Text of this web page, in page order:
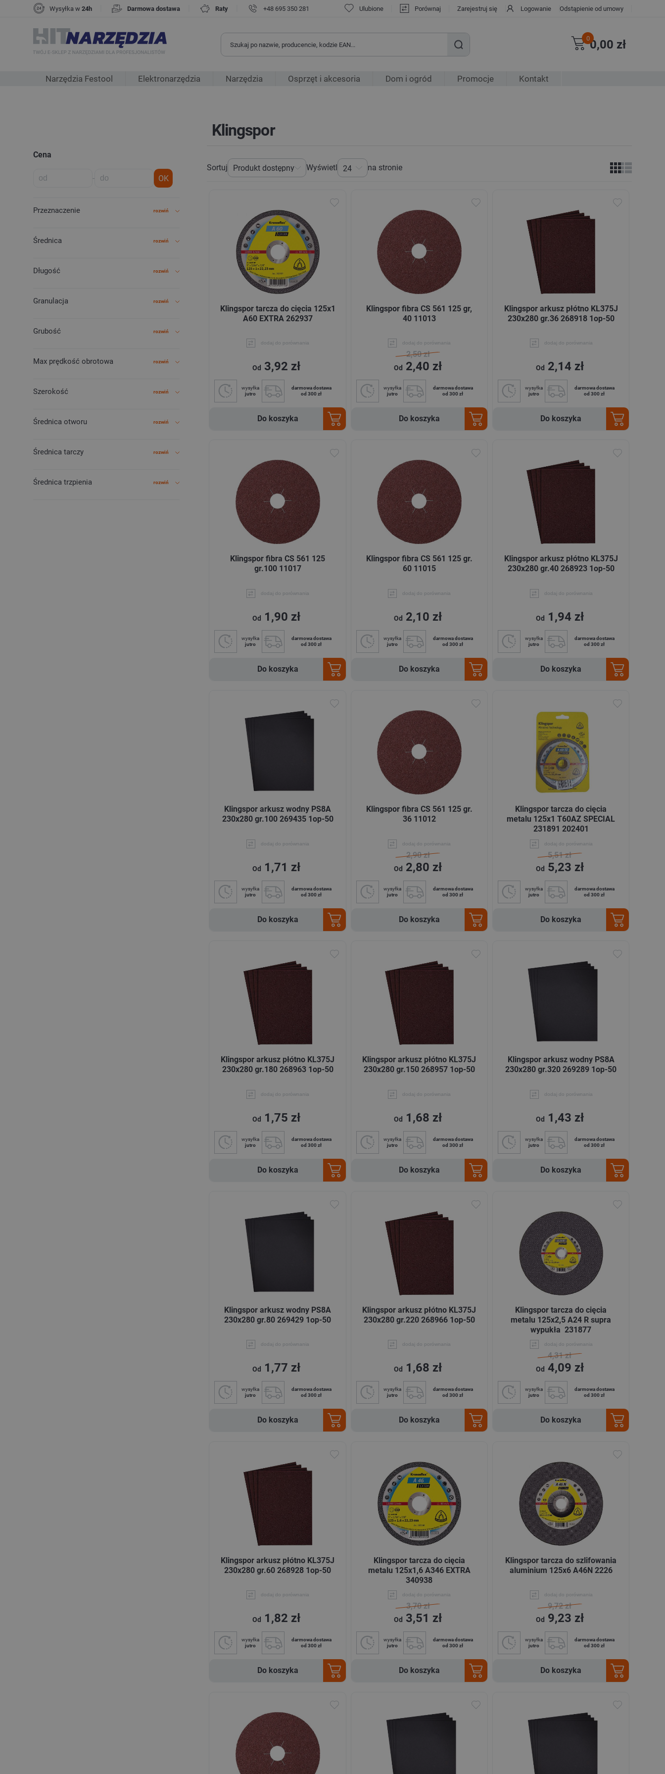
Wysyłka w24h Darmowa dostawa Raty +48 695 350 281 Ulubione Porównaj Zarejestruj się Logowanie Odstąpienie od umowy
00,00 zł
Narzędzia Festool Elektronarzędzia Narzędzia Osprzęt i akcesoria Dom i ogród Promocje Kontakt
Cena
- OK
Przeznaczenie rozwiń
Średnica rozwiń
Długość rozwiń
Granulacja rozwiń
Grubość rozwiń
Max prędkość obrotowa rozwiń
Szerokość rozwiń
Średnica otworu rozwiń
Średnica tarczy rozwiń
Średnica trzpienia rozwiń
Klingspor
Sortuj Wyświetl na stronie
Klingspor tarcza do cięcia 125x1
A60 EXTRA 262937
dodaj do porównania
Od 3,92 zł
wysyłka
jutro
darmowa dostawa
od 300 zł
Do koszyka
Klingspor fibra CS 561 125 gr,
40 11013
dodaj do porównania
2,50 zł
Od 2,40 zł
wysyłka
jutro
darmowa dostawa
od 300 zł
Do koszyka
Klingspor arkusz płótno KL375J
230x280 gr.36 268918 1op-50
dodaj do porównania
Od 2,14 zł
wysyłka
jutro
darmowa dostawa
od 300 zł
Do koszyka
Klingspor fibra CS 561 125
gr.100 11017
dodaj do porównania
Od 1,90 zł
wysyłka
jutro
darmowa dostawa
od 300 zł
Do koszyka
Klingspor fibra CS 561 125 gr.
60 11015
dodaj do porównania
Od 2,10 zł
wysyłka
jutro
darmowa dostawa
od 300 zł
Do koszyka
Klingspor arkusz płótno KL375J
230x280 gr.40 268923 1op-50
dodaj do porównania
Od 1,94 zł
wysyłka
jutro
darmowa dostawa
od 300 zł
Do koszyka
Klingspor arkusz wodny PS8A
230x280 gr.100 269435 1op-50
dodaj do porównania
Od 1,71 zł
wysyłka
jutro
darmowa dostawa
od 300 zł
Do koszyka
Klingspor fibra CS 561 125 gr.
36 11012
dodaj do porównania
2,90 zł
Od 2,80 zł
wysyłka
jutro
darmowa dostawa
od 300 zł
Do koszyka
Klingspor tarcza do cięcia
metalu 125x1 T60AZ SPECIAL
231891 202401
dodaj do porównania
5,51 zł
Od 5,23 zł
wysyłka
jutro
darmowa dostawa
od 300 zł
Do koszyka
Klingspor arkusz płótno KL375J
230x280 gr.180 268963 1op-50
dodaj do porównania
Od 1,75 zł
wysyłka
jutro
darmowa dostawa
od 300 zł
Do koszyka
Klingspor arkusz płótno KL375J
230x280 gr.150 268957 1op-50
dodaj do porównania
Od 1,68 zł
wysyłka
jutro
darmowa dostawa
od 300 zł
Do koszyka
Klingspor arkusz wodny PS8A
230x280 gr.320 269289 1op-50
dodaj do porównania
Od 1,43 zł
wysyłka
jutro
darmowa dostawa
od 300 zł
Do koszyka
Klingspor arkusz wodny PS8A
230x280 gr.80 269429 1op-50
dodaj do porównania
Od 1,77 zł
wysyłka
jutro
darmowa dostawa
od 300 zł
Do koszyka
Klingspor arkusz płótno KL375J
230x280 gr.220 268966 1op-50
dodaj do porównania
Od 1,68 zł
wysyłka
jutro
darmowa dostawa
od 300 zł
Do koszyka
Klingspor tarcza do cięcia
metalu 125x2,5 A24 R supra
wypukła 231877
dodaj do porównania
4,31 zł
Od 4,09 zł
wysyłka
jutro
darmowa dostawa
od 300 zł
Do koszyka
Klingspor arkusz płótno KL375J
230x280 gr.60 268928 1op-50
dodaj do porównania
Od 1,82 zł
wysyłka
jutro
darmowa dostawa
od 300 zł
Do koszyka
Klingspor tarcza do cięcia
metalu 125x1,6 A346 EXTRA
340938
dodaj do porównania
3,70 zł
Od 3,51 zł
wysyłka
jutro
darmowa dostawa
od 300 zł
Do koszyka
Klingspor tarcza do szlifowania
aluminium 125x6 A46N 2226
dodaj do porównania
9,72 zł
Od 9,23 zł
wysyłka
jutro
darmowa dostawa
od 300 zł
Do koszyka